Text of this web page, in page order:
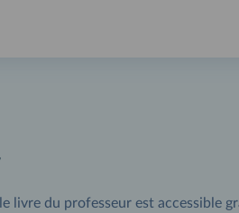
livre du professeur est accessible